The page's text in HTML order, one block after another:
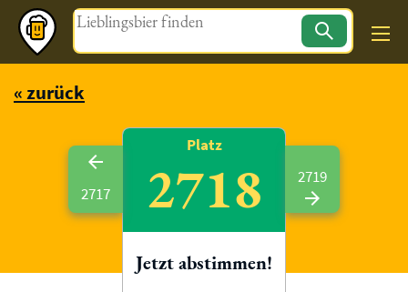
Magazin
« zurück
2717
Platz
2718
Jetzt abstimmen!
2719